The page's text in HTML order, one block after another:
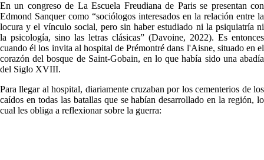
En un congreso de La Escuela Freudiana de Paris se presentan con
Edmond Sanquer como “sociólogos interesados en la relación entre la
locura y el vínculo social, pero sin haber estudiado ni la psiquiatría ni
la psicología, sino las letras clásicas” (Davoine, 2022). Es entonces
cuando él los invita al hospital de Prémontré dans l'Aisne, situado en el
corazón del bosque de Saint-Gobain, en lo que había sido una abadía
del Siglo XVIII.
Para llegar al hospital, diariamente cruzaban por los cementerios de los
caídos en todas las batallas que se habían desarrollado en la región, lo
cual les obliga a reflexionar sobre la guerra: